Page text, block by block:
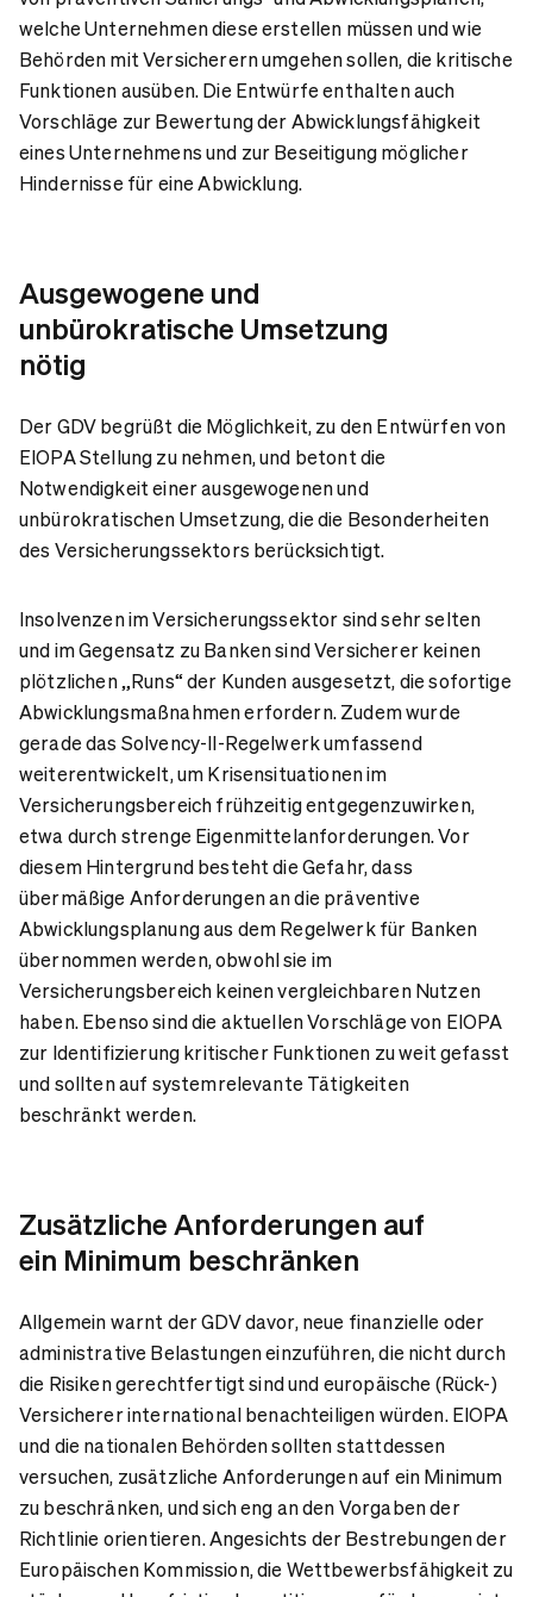
welche Unternehmen diese erstellen müssen und wie
Behörden mit Versicherern umgehen sollen, die kritische
Funktionen ausüben. Die Entwürfe enthalten auch
Vorschläge zur Bewertung der Abwicklungsfähigkeit
eines Unternehmens und zur Beseitigung möglicher
Hindernisse für eine Abwicklung.
Ausgewogene und
unbürokratische Umsetzung
nötig
Der GDV begrüßt die Möglichkeit, zu den Entwürfen von
EIOPA Stellung zu nehmen, und betont die
Notwendigkeit einer ausgewogenen und
unbürokratischen Umsetzung, die die Besonderheiten
des Versicherungssektors berücksichtigt.
Insolvenzen im Versicherungssektor sind sehr selten
und im Gegensatz zu Banken sind Versicherer keinen
plötzlichen „Runs“ der Kunden ausgesetzt, die sofortige
Abwicklungsmaßnahmen erfordern. Zudem wurde
gerade das Solvency-II-Regelwerk umfassend
weiterentwickelt, um Krisensituationen im
Versicherungsbereich frühzeitig entgegenzuwirken,
etwa durch strenge Eigenmittelanforderungen. Vor
diesem Hintergrund besteht die Gefahr, dass
übermäßige Anforderungen an die präventive
Abwicklungsplanung aus dem Regelwerk für Banken
übernommen werden, obwohl sie im
Versicherungsbereich keinen vergleichbaren Nutzen
haben. Ebenso sind die aktuellen Vorschläge von EIOPA
zur Identifizierung kritischer Funktionen zu weit gefasst
und sollten auf systemrelevante Tätigkeiten
beschränkt werden.
Zusätzliche Anforderungen auf
ein Minimum beschränken
Allgemein warnt der GDV davor, neue finanzielle oder
administrative Belastungen einzuführen, die nicht durch
die Risiken gerechtfertigt sind und europäische (Rück-)
Versicherer international benachteiligen würden. EIOPA
und die nationalen Behörden sollten stattdessen
versuchen, zusätzliche Anforderungen auf ein Minimum
zu beschränken, und sich eng an den Vorgaben der
Richtlinie orientieren. Angesichts der Bestrebungen der
Europäischen Kommission, die Wettbewerbsfähigkeit zu